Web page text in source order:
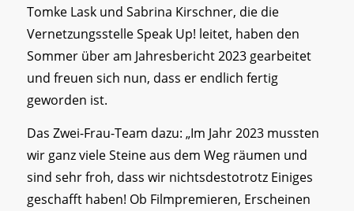
Tomke Lask und Sabrina Kirschner, die die
Vernetzungsstelle Speak Up! leitet, haben den
Sommer über am Jahresbericht 2023 gearbeitet
und freuen sich nun, dass er endlich fertig
geworden ist.
Das Zwei-Frau-Team dazu: „Im Jahr 2023 mussten
wir ganz viele Steine aus dem Weg räumen und
sind sehr froh, dass wir nichtsdestotrotz Einiges
geschafft haben! Ob Filmpremieren, Erscheinen